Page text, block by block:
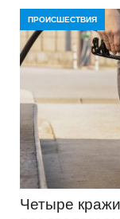
ПРОИСШЕСТВИЯ
Четыре